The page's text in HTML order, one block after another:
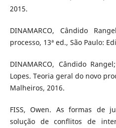
2015.
DINAMARCO, Cândido
processo, 13ª ed., São Paulo:
DINAMARCO, Cândido
Lopes. Teoria geral do novo
Malheiros, 2016.
FISS, Owen. As formas de
solução de conflitos de